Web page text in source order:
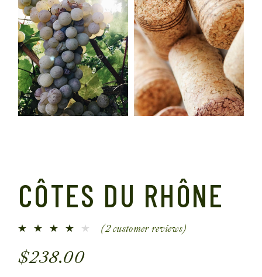
CÔTES DU RHÔNE
(2customer reviews)
$238.00